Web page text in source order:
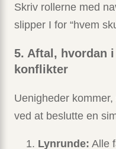
Skriv rollerne med
slipper I for “hvem
5. Aftal, hvordan
konflikter
Uenigheder
ved at beslutte en
Lynrunde: Alle